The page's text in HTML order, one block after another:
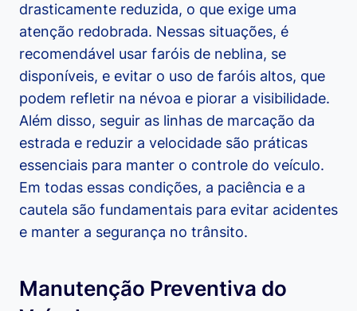
drasticamente reduzida, o que exige uma
atenção redobrada. Nessas situações, é
recomendável usar faróis de neblina, se
disponíveis, e evitar o uso de faróis altos, que
podem refletir na névoa e piorar a visibilidade.
Além disso, seguir as linhas de marcação da
estrada e reduzir a velocidade são práticas
essenciais para manter o controle do veículo.
Em todas essas condições, a paciência e a
cautela são fundamentais para evitar acidentes
e manter a segurança no trânsito.
Manutenção Preventiva do